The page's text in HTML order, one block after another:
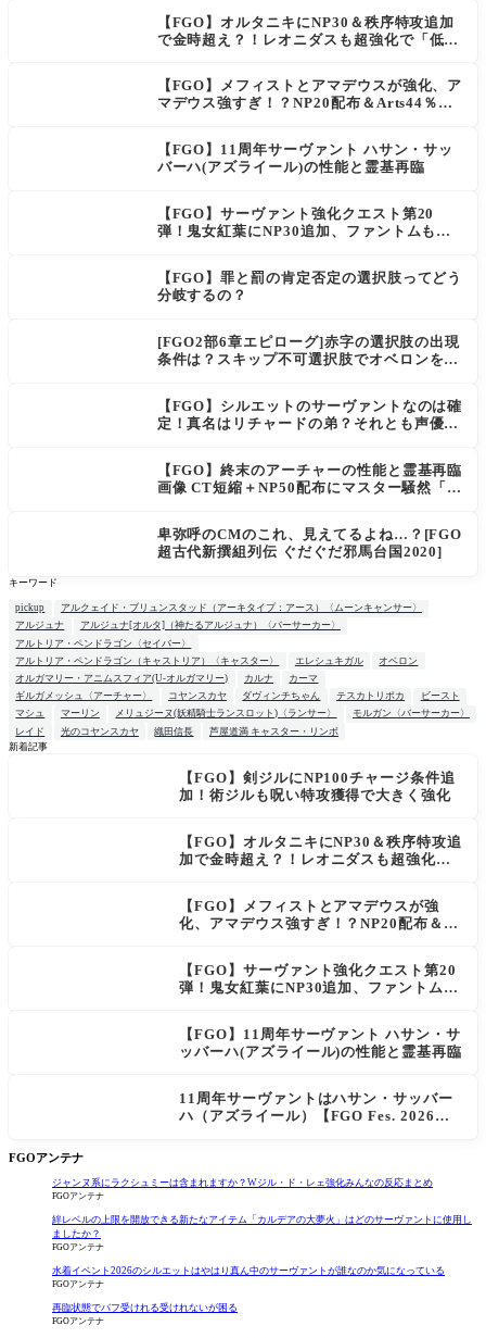
【FGO】オルタニキにNP30＆秩序特攻追加
で金時超え？！レオニダスも超強化で「低レ
【FGO】メフィストとアマデウスが強化、ア
マデウス強すぎ！？NP20配布＆Arts44％強
【FGO】11周年サーヴァント ハサン・サッ
バーハ(アズライール)の性能と霊基再臨
【FGO】サーヴァント強化クエスト第20
弾！鬼女紅葉にNP30追加、ファントムも大
【FGO】罪と罰の肯定否定の選択肢ってどう
分岐するの？
[FGO2部6章エピローグ]赤字の選択肢の出現
条件は？スキップ不可選択肢でオベロンを疑
上がり出てくる
【FGO】シルエットのサーヴァントなのは確
定！真名はリチャードの弟？それとも声優さ
【FGO】終末のアーチャーの性能と霊基再臨
画像 CT短縮＋NP50配布にマスター騒然「普
卑弥呼のCMのこれ、見えてるよね…？[FGO
超古代新撰組列伝 ぐだぐだ邪馬台国2020]
キーワード
pickup
アルクェイド・ブリュンスタッド（アーキタイプ：アース）〈ムーンキャンサー〉
アルジュナ
アルジュナ[オルタ]（神たるアルジュナ）〈バーサーカー〉
アルトリア・ペンドラゴン〈セイバー〉
アルトリア・ペンドラゴン（キャストリア）〈キャスター〉
エレシュキガル
オベロン
オルガマリー・アニムスフィア(U-オルガマリー)
カルナ
カーマ
ギルガメッシュ〈アーチャー〉
コヤンスカヤ ダヴィンチちゃん テスカトリポカ
ビースト
マシュ
マーリン メリュジーヌ(妖精騎士ランスロット)〈ランサー〉
モルガン〈バーサーカー〉
レイド
光のコヤンスカヤ 織田信長
芦屋道満 キャスター・リンボ
新着記事
【FGO】剣ジルにNP100チャージ条件追
加！術ジルも呪い特攻獲得で大きく強化
【FGO】オルタニキにNP30＆秩序特攻追
加で金時超え？！レオニダスも超強化で
【FGO】メフィストとアマデウスが強
化、アマデウス強すぎ！？NP20配布＆Ar
【FGO】サーヴァント強化クエスト第20
弾！鬼女紅葉にNP30追加、ファントムも
【FGO】11周年サーヴァント ハサン・サ
ッバーハ(アズライール)の性能と霊基再臨
11周年サーヴァントはハサン・サッバー
ハ（アズライール）【FGO Fes. 2026】
FGOアンテナ
ジャンヌ系にラクシュミーは含まれますか？Wジル・ド・レェ強化みんなの反応まとめ
FGOアンテナ
絆レベルの上限を開放できる新たなアイテム「カルデアの大夢火」はどのサーヴァントに使用し
ましたか？
FGOアンテナ
水着イベント2026のシルエットはやはり真ん中のサーヴァントが誰なのか気になっている
FGOアンテナ
再臨状態でバフ受けれる受けれないが困る
FGOアンテナ